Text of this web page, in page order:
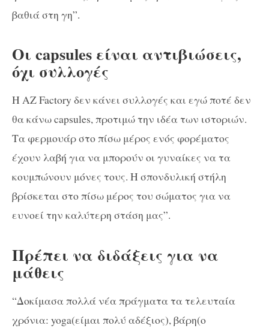
βαθιά στη γη”.
Οι capsules είναι αντιβιώσεις,
όχι συλλογές
Η AZ Factory δεν κάνει συλλογές και εγώ ποτέ δεν
θα κάνω capsules, προτιμώ την ιδέα των ιστοριών.
Τα φερμουάρ στο πίσω μέρος ενός φορέματος
έχουν λαβή για να μπορούν οι γυναίκες να τα
κουμπώνουν μόνες τους. Η σπονδυλική στήλη
βρίσκεται στο πίσω μέρος του σώματος για να
ευνοεί την καλύτερη στάση μας”.
Πρέπει να διδάξεις για να
μάθεις
“Δοκίμασα πολλά νέα πράγματα τα τελευταία
χρόνια: yoga(είμαι πολύ αδέξιος), βάρη(ο